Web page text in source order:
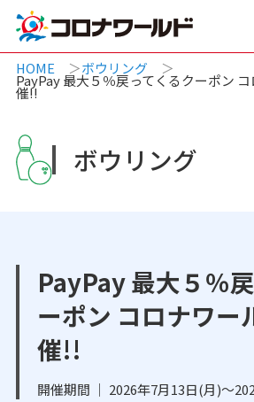
HOME ボウリング
PayPay 最大５％戻ってくるクーポン
催!!
ボウリング
PayPay 最大５％
ーポン コロナワー
催!!
開催期間 ｜ 2026年7月13日(月)～